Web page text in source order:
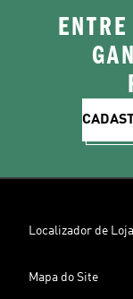
Localizador de Loja
Mapa do Site